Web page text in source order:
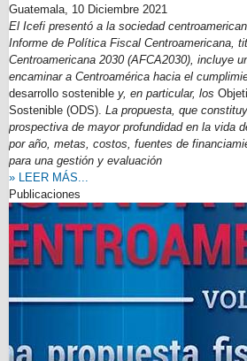
Guatemala, 10 Diciembre 2021
El Icefi presentó a la sociedad
Informe de Política Fiscal Centroamericana,
Centroamericana 2030 (AFCA2030), incluye
encaminar a Centroamérica hacia el
desarrollo sostenible y, en particular, los
Sostenible (ODS). La propuesta, que
prospectiva de mayor profundidad en la vida
por año, metas, costos, fuentes de
para una gestión y evaluación
» LEER MÁS...
Publicaciones